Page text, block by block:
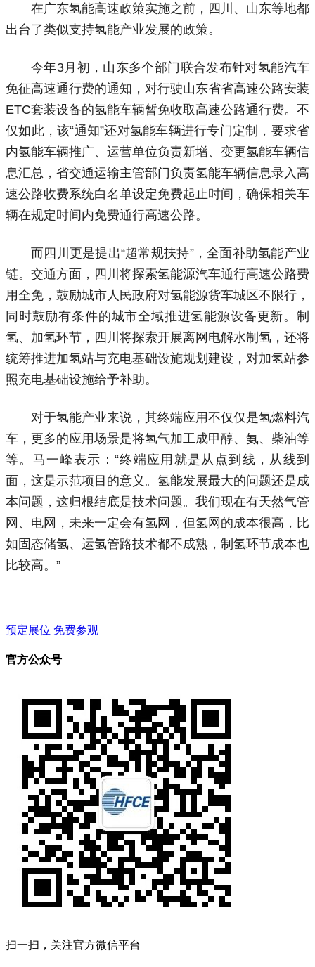
在广东氢能高速政策实施之前，四川、山东等地都
出台了类似支持氢能产业发展的政策。
今年3月初，山东多个部门联合发布针对氢能汽车
免征高速通行费的通知，对行驶山东省省高速公路安装
ETC套装设备的氢能车辆暂免收取高速公路通行费。不
仅如此，该“通知”还对氢能车辆进行专门定制，要求省
内氢能车辆推广、运营单位负责新增、变更氢能车辆信
息汇总，省交通运输主管部门负责氢能车辆信息录入高
速公路收费系统白名单设定免费起止时间，确保相关车
辆在规定时间内免费通行高速公路。
而四川更是提出“超常规扶持”，全面补助氢能产业
链。交通方面，四川将探索氢能源汽车通行高速公路费
用全免，鼓励城市人民政府对氢能源货车城区不限行，
同时鼓励有条件的城市全域推进氢能源设备更新。制
氢、加氢环节，四川将探索开展离网电解水制氢，还将
统筹推进加氢站与充电基础设施规划建设，对加氢站参
照充电基础设施给予补助。
对于氢能产业来说，其终端应用不仅仅是氢燃料汽
车，更多的应用场景是将氢气加工成甲醇、氨、柴油等
等。马一峰表示：“终端应用就是从点到线，从线到
面，这是示范项目的意义。氢能发展最大的问题还是成
本问题，这归根结底是技术问题。我们现在有天然气管
网、电网，未来一定会有氢网，但氢网的成本很高，比
如固态储氢、运氢管路技术都不成熟，制氢环节成本也
比较高。”
预定展位 免费参观
官方公众号
扫一扫，关注官方微信平台